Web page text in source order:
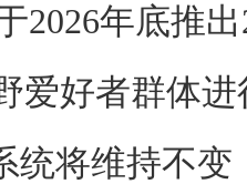
年底推出
爱好者群体进
统将维持不变